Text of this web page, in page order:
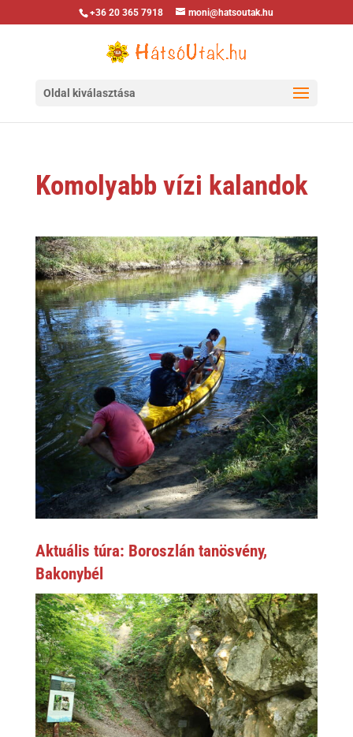
+36 20 365 7918 moni@hatsoutak.hu
Oldal kiválasztása
Komolyabb vízi kalandok
Aktuális túra: Boroszlán tanösvény,
Bakonybél